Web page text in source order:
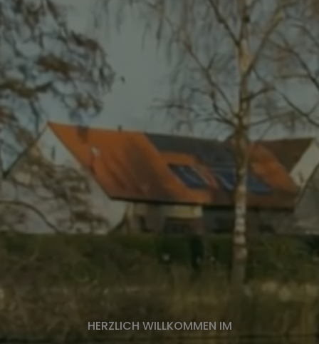
HERZLICH WILLKOMMEN IM